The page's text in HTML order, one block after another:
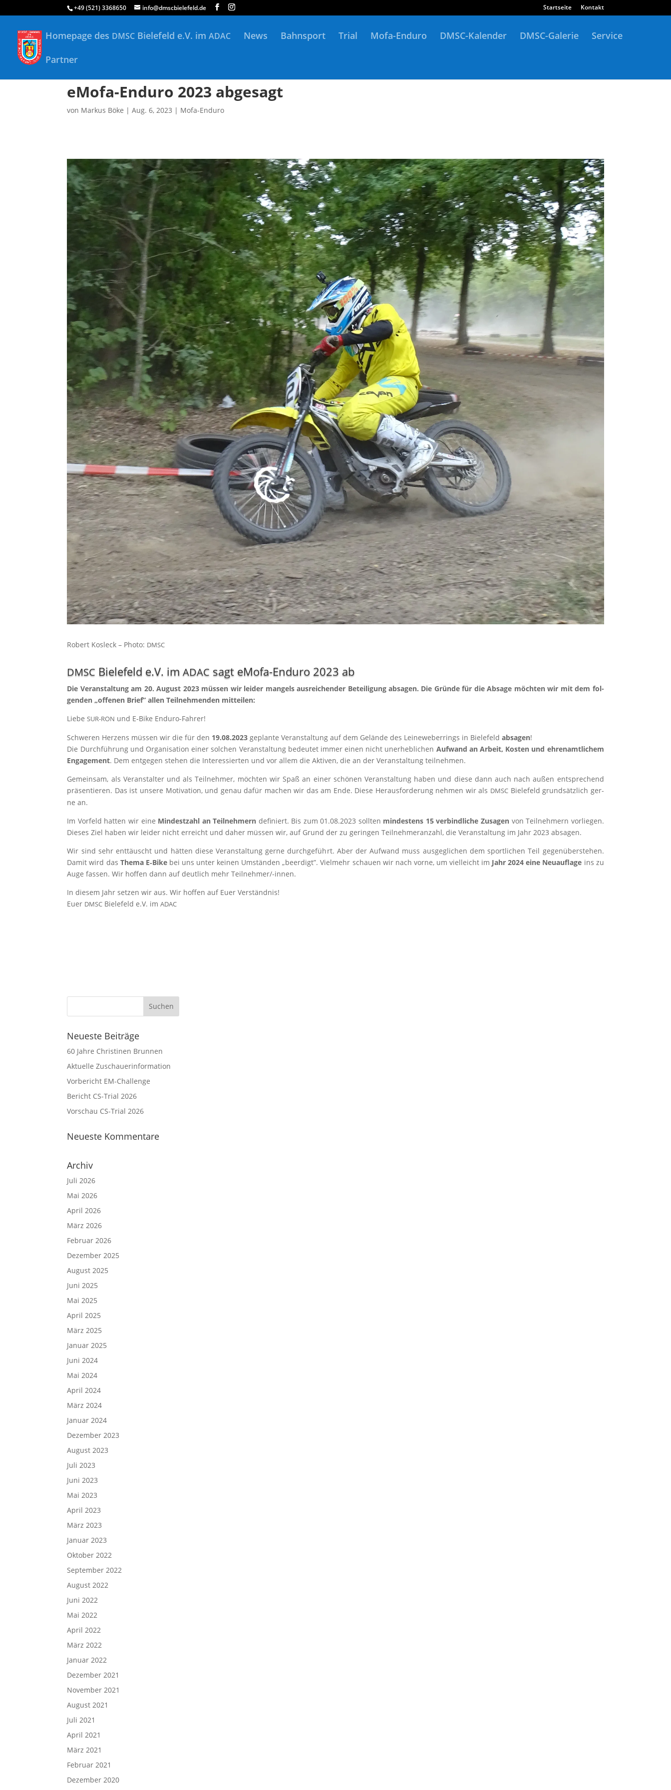
+49 (521) 3368650 info@dmscbielefeld.de Startseite Kontakt
Homepage des DMSC Bielefeld e.V. im ADAC News Bahnsport Trial Mofa-Enduro DMSC-Kalender DMSC-Galerie
Service
Partner
eMofa-Enduro 2023 abgesagt
von Markus Böke |Aug. 6, 2023 | Mofa-Enduro
Robert Kos­leck – Pho­to: DMSC
DMSC Bielefeld e.V. imADAC sagt eMofa-Enduro 2023 ab
Die Ver­an­stal­tung am 20. August 2023 müs­sen wir lei­der man­gels aus­rei­chen­der Betei­li­gung absa­gen. Die Grün­de für die Absa­ge möch­ten wir mit dem fol­
gen­den „offe­nen Brief” allen Teil­neh­men­den mitteilen:
Lie­beSUR-RON und E‑Bike Enduro-Fahrer!
Schwe­ren Her­zens müs­sen wir die für den 19.08.2023 geplan­te Ver­an­stal­tung auf dem Gelän­de des Lei­ne­we­ber­rings in Bie­le­feldabsa­gen!
Die Durch­füh­rung und Orga­ni­sa­ti­on einer sol­chen Ver­an­stal­tung bedeu­tet immer einen nicht uner­heb­li­chen Auf­wand an Arbeit, Kos­ten und ehren­amt­li­chem
Enga­ge­ment. Dem ent­ge­gen ste­hen die Inter­es­sier­ten und vor allem die Akti­ven, die an der Ver­an­stal­tung teilnehmen.
Gemein­sam, als Ver­an­stal­ter und als Teil­neh­mer, möch­ten wir Spaß an einer schö­nen Ver­an­stal­tung haben und die­se dann auch nach außen ent­spre­chend
prä­sen­tie­ren. Das ist unse­re Moti­va­ti­on, und genau dafür machen wir das am Ende. Die­se Her­aus­for­de­rung neh­men wir als DMSC Bie­le­feld grund­sätz­lich ger­
ne an.
Im Vor­feld hat­ten wir eine Min­dest­zahl an Teil­neh­mern defi­niert. Bis zum 01.08.2023 soll­ten min­des­tens 15 ver­bind­li­che Zusa­gen von Teil­neh­mern vor­lie­gen.
Die­ses Ziel haben wir lei­der nicht erreicht und daher müs­sen wir, auf Grund der zu gerin­gen Teil­neh­mer­an­zahl, die Ver­an­stal­tung im Jahr 2023 absagen.
Wir sind sehr ent­täuscht und hät­ten die­se Ver­an­stal­tung ger­ne durch­ge­führt. Aber der Auf­wand muss aus­ge­gli­chen dem sport­li­chen Teil gegen­über­ste­hen.
Damit wird das The­ma E‑Bikebei uns unter kei­nen Umstän­den „beer­digt”. Viel­mehr schau­en wir nach vor­ne, um viel­leicht im Jahr 2024 eine Neu­auf­la­ge ins zu
Auge fas­sen. Wir hof­fen dann auf deut­lich mehr Teil­neh­mer/-innen.
In die­sem Jahr set­zen wir aus. Wir hof­fen auf Euer Ver­ständ­nis!
Euer DMSC Bie­le­feld e.V. imADAC
Neueste Beiträge
60 Jahre Christinen Brunnen
Aktuelle Zuschauerinformation
Vorbericht EM-Challenge
Bericht CS-Trial 2026
Vorschau CS-Trial 2026
Neueste Kommentare
Archiv
Juli 2026
Mai 2026
April 2026
März 2026
Februar 2026
Dezember 2025
August 2025
Juni 2025
Mai 2025
April 2025
März 2025
Januar 2025
Juni 2024
Mai 2024
April 2024
März 2024
Januar 2024
Dezember 2023
August 2023
Juli 2023
Juni 2023
Mai 2023
April 2023
März 2023
Januar 2023
Oktober 2022
September 2022
August 2022
Juni 2022
Mai 2022
April 2022
März 2022
Januar 2022
Dezember 2021
November 2021
August 2021
Juli 2021
April 2021
März 2021
Februar 2021
Dezember 2020